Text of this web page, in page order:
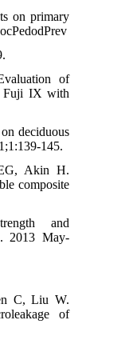
on primary
of
Fuji IX with
on deciduous
145.
Akin H.
composite
and
2013 May-
C, Liu W.
of